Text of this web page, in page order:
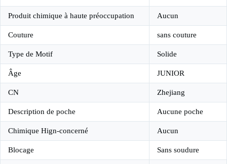
Produit chimique à haute préoccupation Aucun
Couture sans couture
Type de Motif Solide
Âge JUNIOR
CN Zhejiang
Description de poche Aucune poche
Chimique Hign-concerné Aucun
Blocage Sans soudure